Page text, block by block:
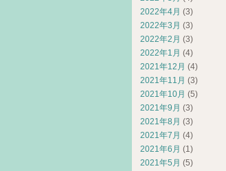
2022年4月 (3)
2022年3月 (3)
2022年2月 (3)
2022年1月 (4)
2021年12月 (4)
2021年11月 (3)
2021年10月 (5)
2021年9月 (3)
2021年8月 (3)
2021年7月 (4)
2021年6月 (1)
2021年5月 (5)